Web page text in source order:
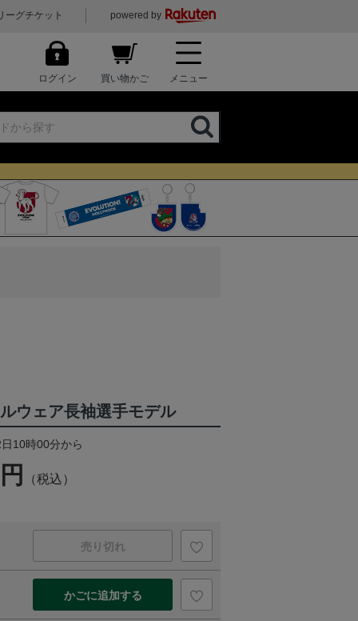
ーグチケット powered by
ログイン 買い物かご メニュー
ウェア長袖選手モデル
10時00分から
（税込）
売り切れ
かごに追加する